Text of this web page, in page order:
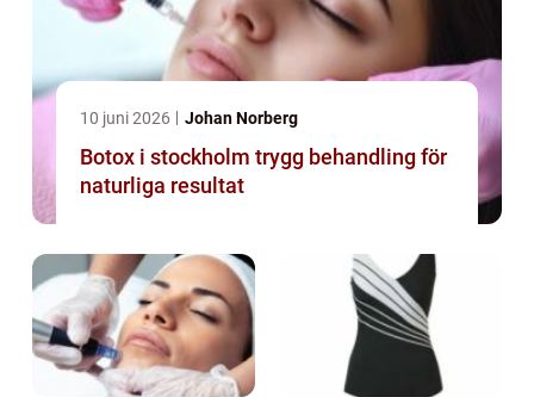
10 juni 2026 Johan Norberg
Botox i stockholm trygg behandling för
naturliga resultat